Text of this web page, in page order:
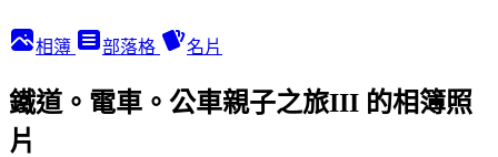
相簿 部落格 名片
鐵道。電車。公車親子之旅III 的相簿照
片